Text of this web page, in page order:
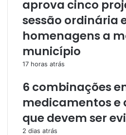
aprova cinco
sessão ordinária
homenagens a
município
17 horas atrás
6 combinações
medicamentos e
que devem ser
2 dias atrás